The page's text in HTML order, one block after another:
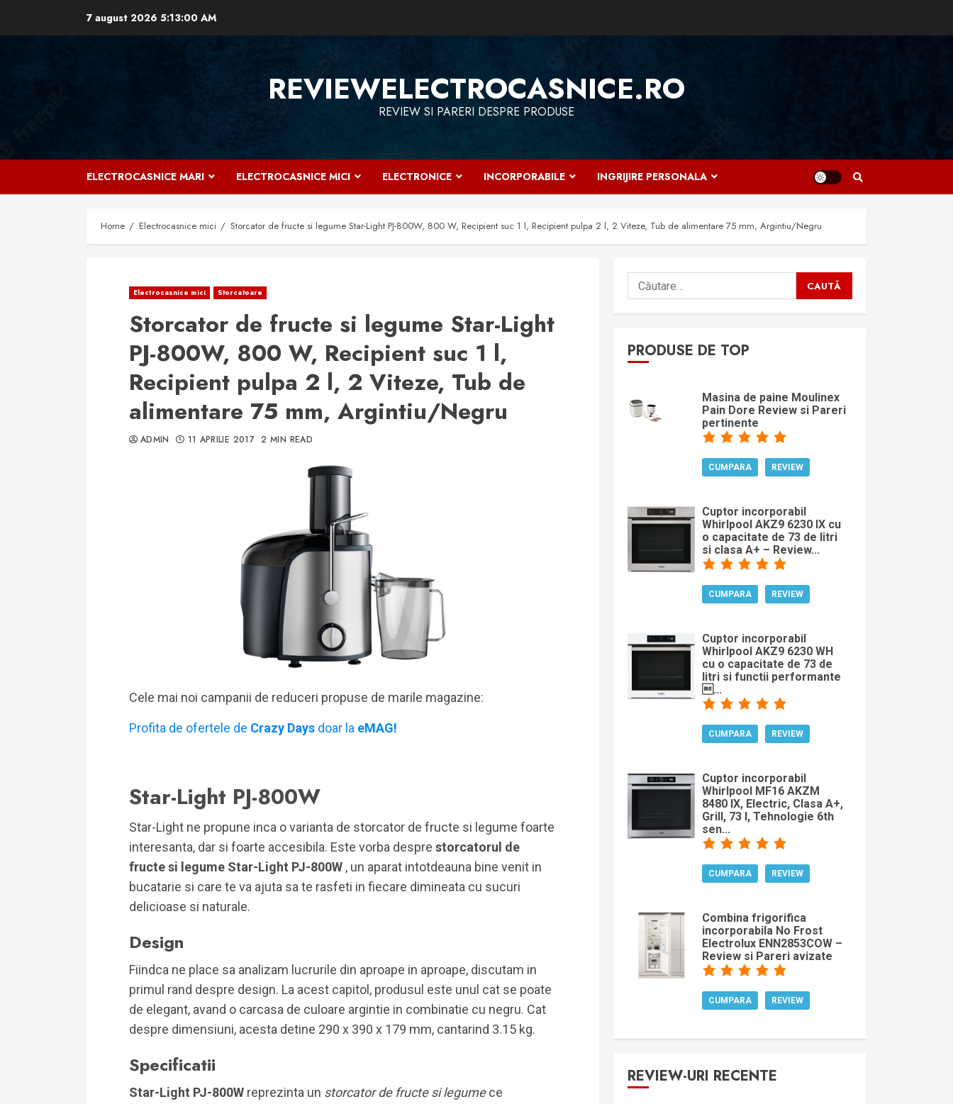
7 august 2026 5:13:01 AM
REVIEWELECTROCASNICE.RO
REVIEW SI PARERI DESPRE PRODUSE
ELECTROCASNICE MARI ELECTROCASNICE MICI ELECTRONICE INCORPORABILE INGRIJIRE PERSONALA
Home Electrocasnice mici Storcator de fructe si legume Star-Light PJ-800W, 800 W, Recipient suc 1 l, Recipient pulpa 2 l, 2 Viteze, Tub de alimentare 75 mm, Argintiu/Negru
Electrocasnice mici Storcatoare
Storcator de fructe si legume Star-Light
PJ-800W, 800 W, Recipient suc 1 l,
Recipient pulpa 2 l, 2 Viteze, Tub de
alimentare 75 mm, Argintiu/Negru
ADMIN 11 APRILIE 2017 2 MIN READ
Cele mai noi campanii de reduceri propuse de marile magazine:
Profita de ofertele de Crazy Days doar la eMAG!
Star-Light PJ-800W
Star-Light ne propune inca o varianta de storcator de fructe si legume foarte
interesanta, dar si foarte accesibila. Este vorba despre storcatorul de
fructe si legume Star-Light PJ-800W , un aparat intotdeauna bine venit in
bucatarie si care te va ajuta sa te rasfeti in fiecare dimineata cu sucuri
delicioase si naturale.
Design
Fiindca ne place sa analizam lucrurile din aproape in aproape, discutam in
primul rand despre design. La acest capitol, produsul este unul cat se poate
de elegant, avand o carcasa de culoare argintie in combinatie cu negru. Cat
despre dimensiuni, acesta detine 290 x 390 x 179 mm, cantarind 3.15 kg.
Specificatii
Star-Light PJ-800W reprezinta un storcator de fructe si legumece
Caută
după:
PRODUSE DE TOP
Masina de paine Moulinex
Pain Dore Review si Pareri
pertinente
CUMPARA REVIEW
Cuptor incorporabil
Whirlpool AKZ9 6230 IX cu
o capacitate de 73 de litri
si clasa A+ – Review...
CUMPARA REVIEW
Cuptor incorporabil
Whirlpool AKZ9 6230 WH
cu o capacitate de 73 de
litri si functii performante
...
CUMPARA REVIEW
Cuptor incorporabil
Whirlpool MF16 AKZM
8480 IX, Electric, Clasa A+,
Grill, 73 l, Tehnologie 6th
sen...
CUMPARA REVIEW
Combina frigorifica
incorporabila No Frost
Electrolux ENN2853COW –
Review si Pareri avizate
CUMPARA REVIEW
REVIEW-URI RECENTE